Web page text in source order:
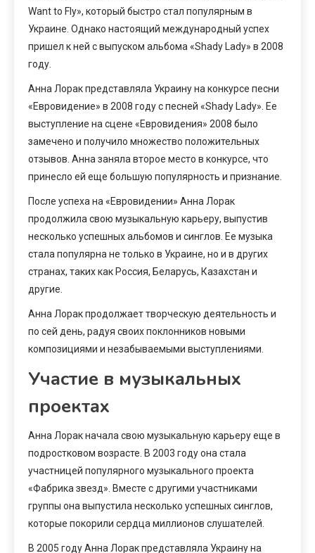
Want to Fly», который быстро стал популярным в
Украине. Однако настоящий международный успех
пришел к ней с выпуском альбома «Shady Lady» в 2008
году.
Анна Лорак представляла Украину на конкурсе песни
«Евровидение» в 2008 году с песней «Shady Lady». Ее
выступление на сцене «Евровидения» 2008 было
замечено и получило множество положительных
отзывов. Анна заняла второе место в конкурсе, что
принесло ей еще большую популярность и признание.
После успеха на «Евровидении» Анна Лорак
продолжила свою музыкальную карьеру, выпустив
несколько успешных альбомов и синглов. Ее музыка
стала популярна не только в Украине, но и в других
странах, таких как Россия, Беларусь, Казахстан и
другие.
Анна Лорак продолжает творческую деятельность и
по сей день, радуя своих поклонников новыми
композициями и незабываемыми выступлениями.
Участие в музыкальных
проектах
Анна Лорак начала свою музыкальную карьеру еще в
подростковом возрасте. В 2003 году она стала
участницей популярного музыкального проекта
«Фабрика звезд». Вместе с другими участниками
группы она выпустила несколько успешных синглов,
которые покорили сердца миллионов слушателей.
В 2005 году Анна Лорак представляла Украину на